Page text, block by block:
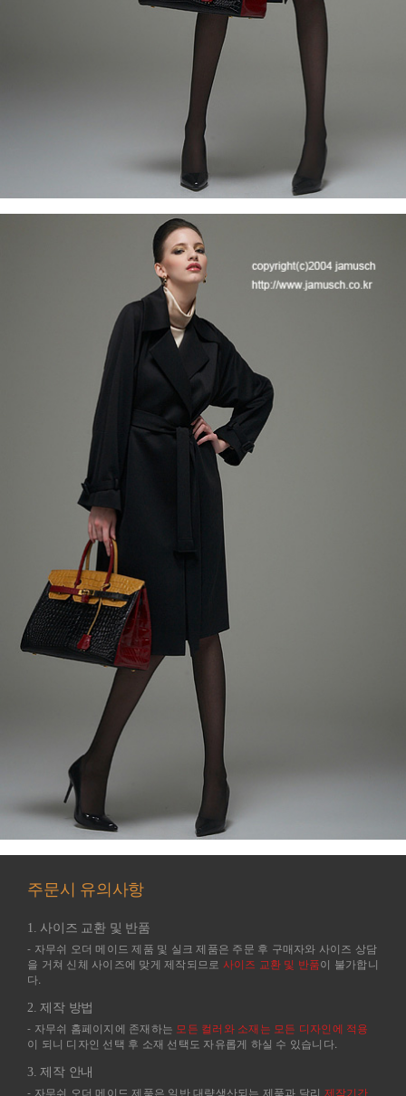
주문시 유의사항
1. 사이즈 교환 및 반품
- 자무쉬 오더 메이드 제품 및 실크 제품은 주문 후 구매자와 사이즈 상담
을 거쳐 신체 사이즈에 맞게 제작되므로 사이즈 교환 및 반품이 불가합니
다.
2. 제작 방법
- 자무쉬 홈페이지에 존재하는 모든 컬러와 소재는 모든 디자인에 적용
이 되니 디자인 선택 후 소재 선택도 자유롭게 하실 수 있습니다.
3. 제작 안내
- 자무쉬 오더 메이드 제품은 일반 대량생산되는 제품과 달리 제작기간